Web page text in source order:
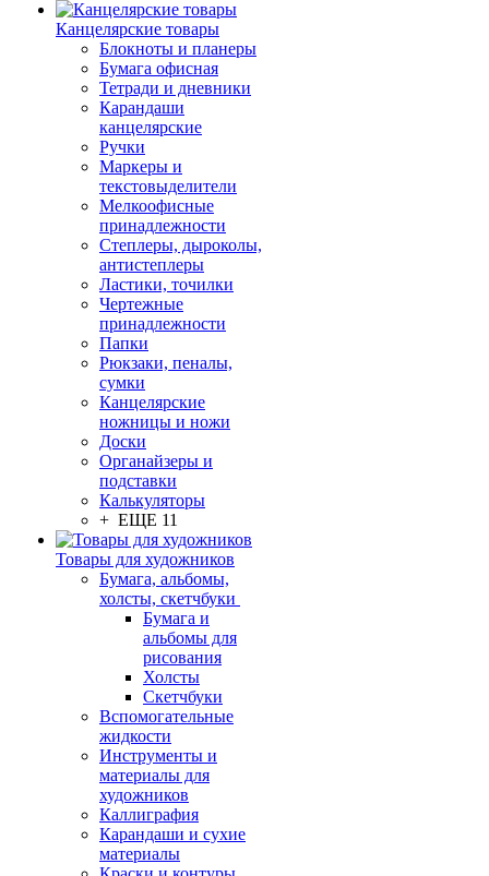
Канцелярские товары
Блокноты и планеры
Бумага офисная
Тетради и дневники
Карандаши
канцелярские
Ручки
Маркеры и
текстовыделители
Мелкоофисные
принадлежности
Степлеры, дыроколы,
антистеплеры
Ластики, точилки
Чертежные
принадлежности
Папки
Рюкзаки, пеналы,
сумки
Канцелярские
ножницы и ножи
Доски
Органайзеры и
подставки
Калькуляторы
+ ЕЩЕ 11
Товары для художников
Бумага, альбомы,
холсты, скетчбуки
Бумага и
альбомы для
рисования
Холсты
Скетчбуки
Вспомогательные
жидкости
Инструменты и
материалы для
художников
Каллиграфия
Карандаши и сухие
материалы